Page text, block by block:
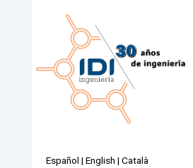
Español | English | Català